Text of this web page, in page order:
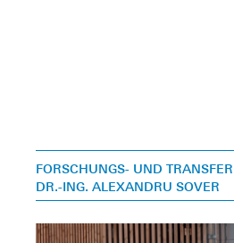
FORSCHUNGS- UND
DR.-ING. ALEXANDRU SOVER